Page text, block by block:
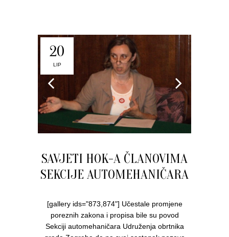
20
LIP
SAVJETI HOK-A ČLANOVIMA
SEKCIJE AUTOMEHANIČARA
[gallery ids="873,874"] Učestale promjene
poreznih zakona i propisa bile su povod
Sekciji automehaničara Udruženja obrtnika